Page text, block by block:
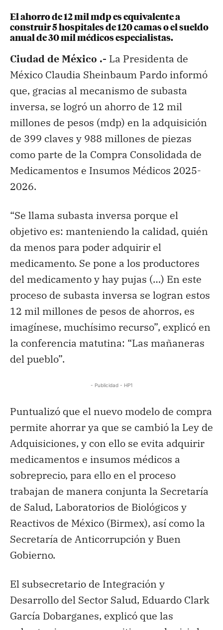
El ahorro de 12 mil mdp es equivalente a
construir 5 hospitales de 120 camas o el sueldo
anual de 30 mil médicos especialistas.
Ciudad de México .- La Presidenta de
México Claudia Sheinbaum Pardo informó
que, gracias al mecanismo de subasta
inversa, se logró un ahorro de 12 mil
millones de pesos (mdp) en la adquisición
de 399 claves y 988 millones de piezas
como parte de la Compra Consolidada de
Medicamentos e Insumos Médicos 2025-
2026.
“Se llama subasta inversa porque el
objetivo es: manteniendo la calidad, quién
da menos para poder adquirir el
medicamento. Se pone a los productores
del medicamento y hay pujas (…) En este
proceso de subasta inversa se logran estos
12 mil millones de pesos de ahorros, es
imagínese, muchísimo recurso”, explicó en
la conferencia matutina: “Las mañaneras
del pueblo”.
- Publicidad - HP1
Puntualizó que el nuevo modelo de compra
permite ahorrar ya que se cambió la Ley de
Adquisiciones, y con ello se evita adquirir
medicamentos e insumos médicos a
sobreprecio, para ello en el proceso
trabajan de manera conjunta la Secretaría
de Salud, Laboratorios de Biológicos y
Reactivos de México (Birmex), así como la
Secretaría de Anticorrupción y Buen
Gobierno.
El subsecretario de Integración y
Desarrollo del Sector Salud, Eduardo Clark
García Dobarganes, explicó que las